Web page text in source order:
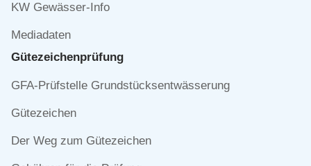
KW Gewässer-Info
Mediadaten
Gütezeichen­prüfung
Navigation
GFA-Prüfstelle Grundstücksentwässerung
Gütezeichen
Der Weg zum Gütezeichen